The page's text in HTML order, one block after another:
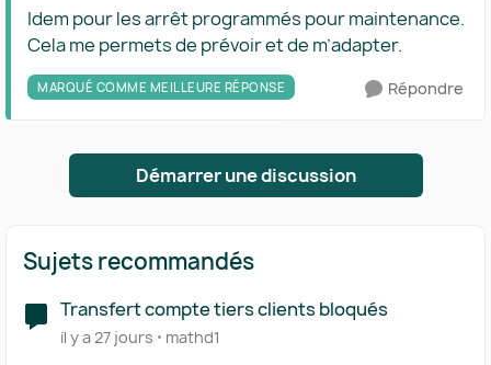
Idem pour les arrêt programmés pour maintenance.
Cela me permets de prévoir et de m’adapter.
MARQUÉ COMME MEILLEURE RÉPONSE Répondre
Démarrer une discussion
Sujets recommandés
Transfert compte tiers clients bloqués
il y a 27 jours mathd1